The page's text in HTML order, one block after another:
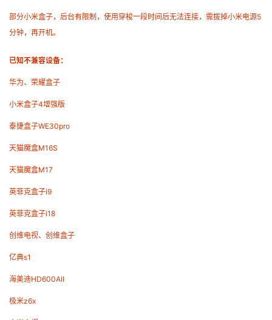
部分小米盒子，后台有限制，使用穿梭一段时间后无法连接，需拔掉小米电源5
分钟，再开机。
已知不兼容设备：
华为、荣耀盒子
小米盒子4增强版
泰捷盒子WE30pro
天猫魔盒M16S
天猫魔盒M17
英菲克盒子i9
英菲克盒子i18
创维电视、创维盒子
亿典s1
海美迪HD600AII
极米z6x